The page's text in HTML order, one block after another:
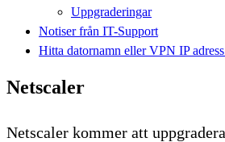
Uppgraderingar
Notiser från IT-Support
Hitta datornamn eller VPN IP
Netscaler
Netscaler kommer att